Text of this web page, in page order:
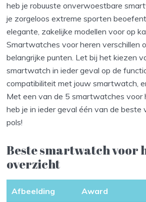
heb je robuuste onverwoestbare
je zorgeloos extreme sporten
elegante, zakelijke modellen voor op
Smartwatches voor heren verschillen
belangrijke punten. Let bij het kiezen
smartwatch in ieder geval op de
compatibiliteit met jouw smartwatch,
Met een van de 5 smartwatches voor
heb je in ieder geval één van de beste
pols!
Beste smartwatch voor
overzicht
Afbeelding Award